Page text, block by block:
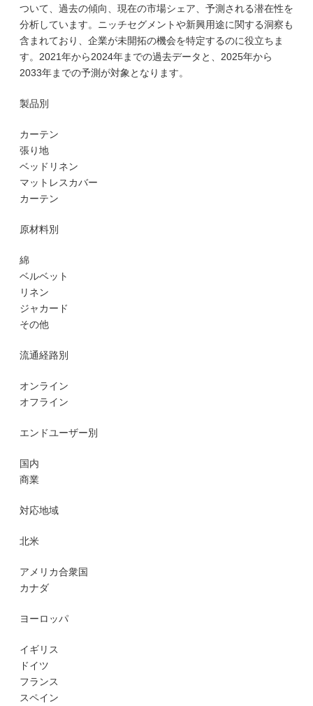
ついて、過去の傾向、現在の市場シェア、予測される潜在性を
分析しています。ニッチセグメントや新興用途に関する洞察も
含まれており、企業が未開拓の機会を特定するのに役立ちま
す。2021年から2024年までの過去データと、2025年から
2033年までの予測が対象となります。
製品別
カーテン
張り地
ベッドリネン
マットレスカバー
カーテン
原材料別
綿
ベルベット
リネン
ジャカード
その他
流通経路別
オンライン
オフライン
エンドユーザー別
国内
商業
対応地域
北米
アメリカ合衆国
カナダ
ヨーロッパ
イギリス
ドイツ
フランス
スペイン